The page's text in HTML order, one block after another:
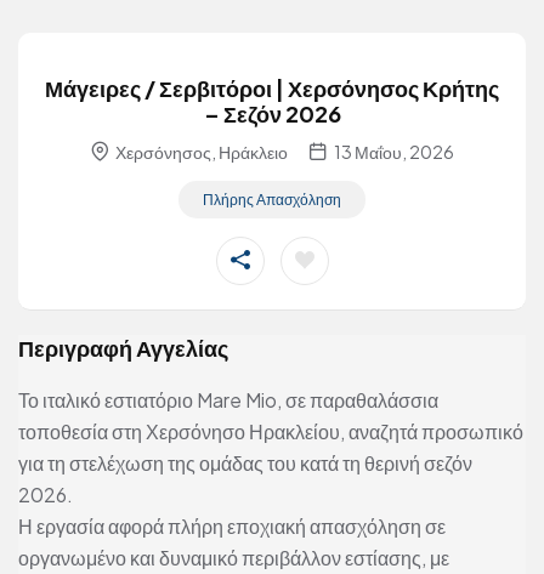
Μάγειρες / Σερβιτόροι | Χερσόνησος Κρήτης
– Σεζόν 2026
Χερσόνησος, Ηράκλειο 13 Μαΐου, 2026
Πλήρης Απασχόληση
Περιγραφή Αγγελίας
Το ιταλικό εστιατόριο Mare Mio, σε παραθαλάσσια
τοποθεσία στη Χερσόνησο Ηρακλείου, αναζητά προσωπικό
για τη στελέχωση της ομάδας του κατά τη θερινή σεζόν
2026.
Η εργασία αφορά πλήρη εποχιακή απασχόληση σε
οργανωμένο και δυναμικό περιβάλλον εστίασης, με